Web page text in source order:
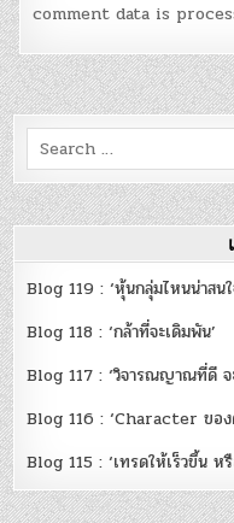
comment data is
Search
for:
Blog 119 : ‘หุ้นกลุ่มไหนน่าสน
Blog 118 : ‘กล้าที่จะเดิมพัน’
Blog 117 : ‘วิจารณญาณที่ดี จ
Blog 116 : ‘Character ของ
Blog 115 : ‘เทรดให้เร็วขึ้น หรื